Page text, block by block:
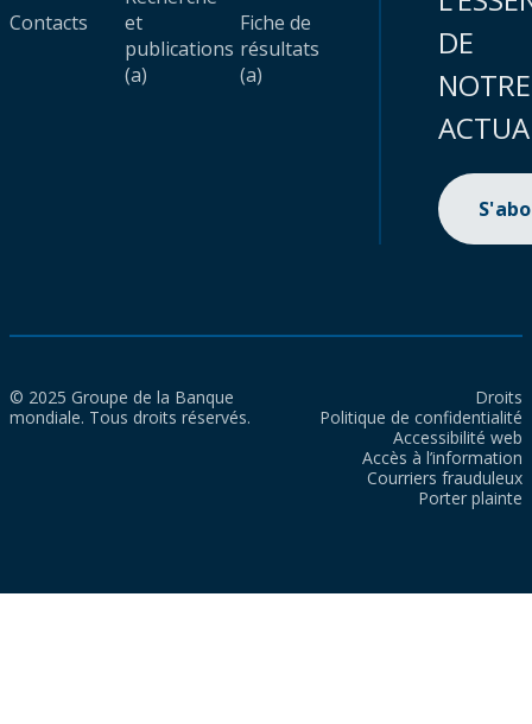
Contacts
et
publications
(a)
Fiche de
résultats
(a)
DE
NOTRE
© 2025 Groupe de la Banque
mondiale. Tous droits réservés.
Droits
Politique de confidentialité
Accessibilité web
Accès à l’information
Courriers frauduleux
Porter plainte